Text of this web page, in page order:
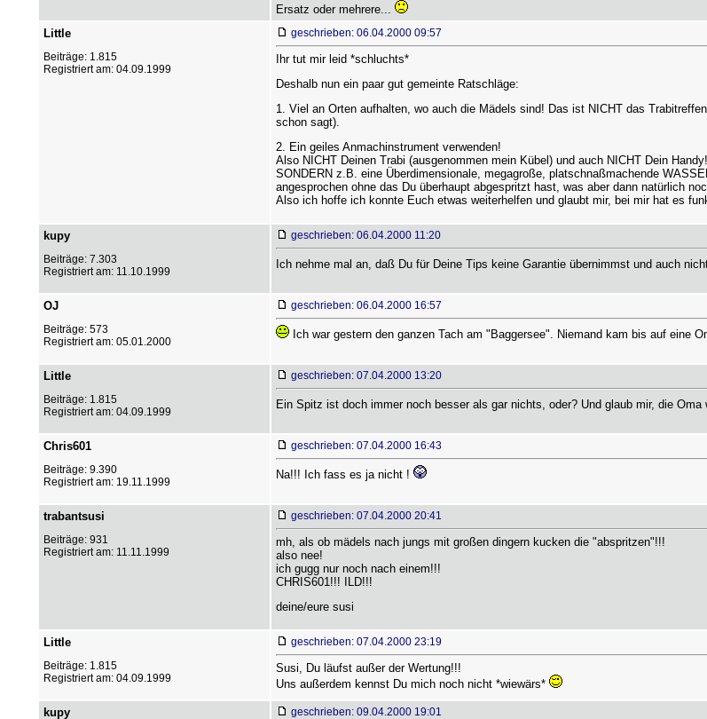
Ersatz oder mehrere...
Little
Beiträge: 1.815
Registriert am: 04.09.1999
geschrieben: 06.04.2000 09:57
Ihr tut mir leid *schluchts*
Deshalb nun ein paar gut gemeinte Ratschläge:
1. Viel an Orten aufhalten, wo auch die Mädels sind! Das ist NICHT das
schon sagt).
2. Ein geiles Anmachinstrument verwenden!
Also NICHT Deinen Trabi (ausgenommen mein Kübel) und auch NICHT Dein
SONDERN z.B. eine Überdimensionale, megagroße, platschnaßmachende
angesprochen ohne das Du überhaupt abgespritzt hast, was aber dann natürlich
Also ich hoffe ich konnte Euch etwas weiterhelfen und glaubt mir, bei mir hat es
kupy
Beiträge: 7.303
Registriert am: 11.10.1999
geschrieben: 06.04.2000 11:20
Ich nehme mal an, daß Du für Deine Tips keine Garantie übernimmst und auch
OJ
Beiträge: 573
Registriert am: 05.01.2000
geschrieben: 06.04.2000 16:57
Ich war gestern den ganzen Tach am "Baggersee". Niemand kam bis auf eine
Little
Beiträge: 1.815
Registriert am: 04.09.1999
geschrieben: 07.04.2000 13:20
Ein Spitz ist doch immer noch besser als gar nichts, oder? Und glaub mir, die Oma
Chris601
Beiträge: 9.390
Registriert am: 19.11.1999
geschrieben: 07.04.2000 16:43
Na!!! Ich fass es ja nicht !
trabantsusi
Beiträge: 931
Registriert am: 11.11.1999
geschrieben: 07.04.2000 20:41
mh, als ob mädels nach jungs mit großen dingern kucken die "abspritzen"!!!
also nee!
ich gugg nur noch nach einem!!!
CHRIS601!!! ILD!!!
deine/eure susi
Little
Beiträge: 1.815
Registriert am: 04.09.1999
geschrieben: 07.04.2000 23:19
Susi, Du läufst außer der Wertung!!!
Uns außerdem kennst Du mich noch nicht *wiewärs*
kupy geschrieben: 09.04.2000 19:01